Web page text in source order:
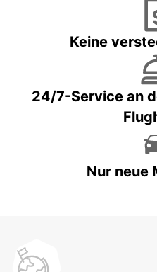
Keine
24/7-Service an
Nur neue